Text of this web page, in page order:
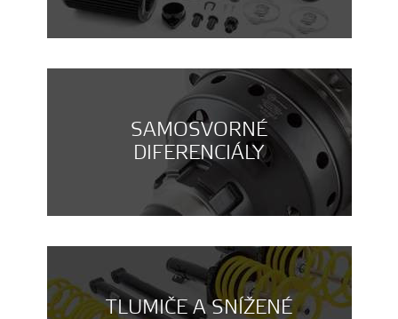
SAMOSVORNÉ
DIFERENCIÁLY
TLUMIČE A SNÍŽENÉ